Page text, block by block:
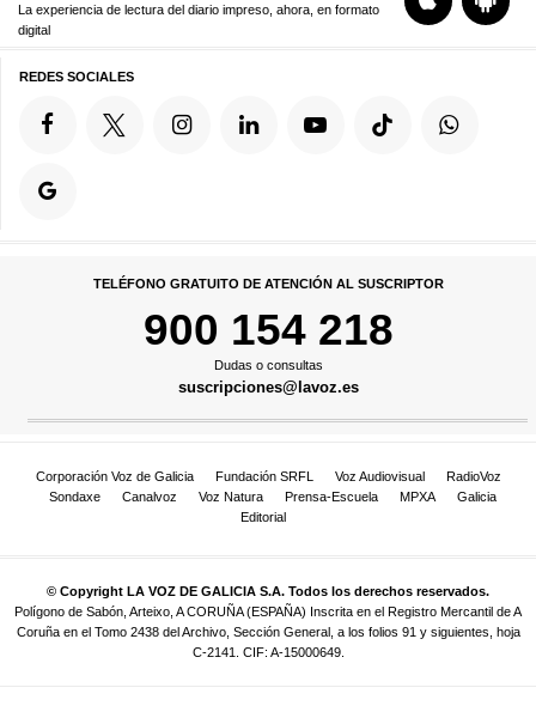
La experiencia de lectura del diario impreso, ahora, en formato
digital
REDES SOCIALES
TELÉFONO GRATUITO DE ATENCIÓN AL SUSCRIPTOR
900 154 218
Dudas o consultas
suscripciones@lavoz.es
Corporación Voz de Galicia Fundación SRFL Voz Audiovisual
RadioVoz
Sondaxe
Canalvoz Voz Natura Prensa-Escuela MPXA
Galicia
Editorial
© Copyright LA VOZ DE GALICIA S.A. Todos los derechos reservados.
Polígono de Sabón, Arteixo, A CORUÑA (ESPAÑA) Inscrita en el Registro Mercantil de A
Coruña en el Tomo 2438 del Archivo, Sección General, a los folios 91 y siguientes, hoja
C-2141. CIF: A-15000649.